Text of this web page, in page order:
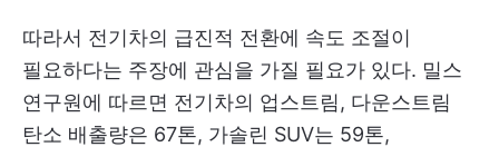
따라서 전기차의 급진적 전환에 속도 조절이
필요하다는 주장에 관심을 가질 필요가 있다. 밀스
연구원에 따르면 전기차의 업스트림, 다운스트림
탄소 배출량은 67톤, 가솔린 SUV는 59톤,